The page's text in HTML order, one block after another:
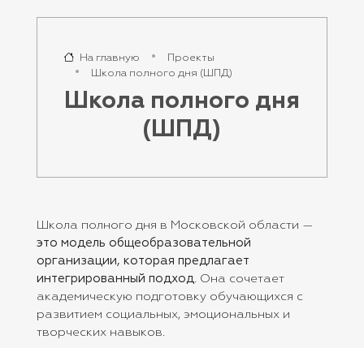
На главную
Проекты
Школа полного дня (ШПД)
Школа полного дня
(ШПД)
Школа полного дня в Московской области —
это модель общеобразовательной
организации, которая предлагает
интегрированный подход. Она сочетает
академическую подготовку обучающихся с
развитием социальных, эмоциональных и
творческих навыков.